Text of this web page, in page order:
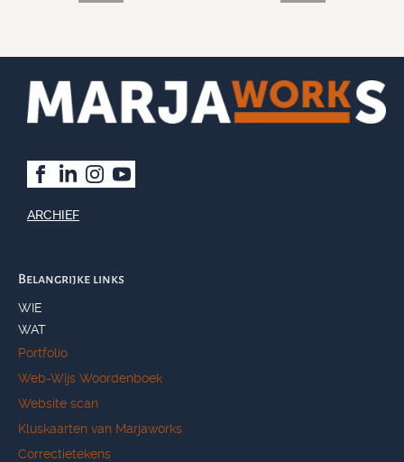
ARCHIEF
Belangrijke links
WIE
WAT
Portfolio
Web-Wijs Woordenboek
Website scan
Kluskaarten van Marjaworks
Correctietekens